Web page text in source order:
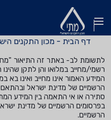
דף הבית - מכון התקנים
לתשומת לב- באתר זה התיאור
רשמי/מחייב במלואו והן לתקן
המידע האמור אינו מחייב ואינו בא
הרשמיים של מדינת ישראל
סתירה או אי התאמה בין המידע
בפרסומים הרשמיים של מדינת
הרשמיים.